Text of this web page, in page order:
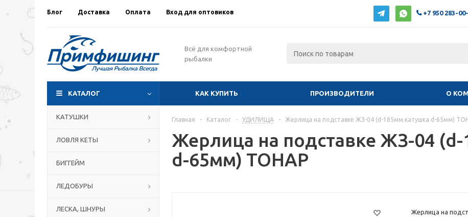
Блог Доставка Оплата Вход для оптовиков +7 950 283-
Всё для комфортной
рыбалки
КАТАЛОГ КАК КУПИТЬ ПРОИЗВОДИТЕЛИ О
КАТУШКИ
ЛОВЛЯ КЕТЫ
БИГГЕЙМ
ЛЕДОБУРЫ
ЛЕСКА, ШНУРЫ
Главная - Каталог - УДИЛИЩА - Жерлица на подставке ЖЗ-04 (d-185мм.катушка d-65мм)
Жерлица на подставке ЖЗ-04
d-65мм) ТОНАР
Жерлица на